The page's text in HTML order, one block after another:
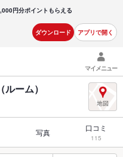
円分ポイントもらえる
ダウンロード アプリで開く
マイメニュー
ーム）
写真 口コミ
115